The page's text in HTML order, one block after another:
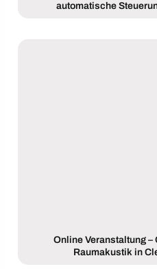
automatische
Online Veranstaltung –
Raumakustik in